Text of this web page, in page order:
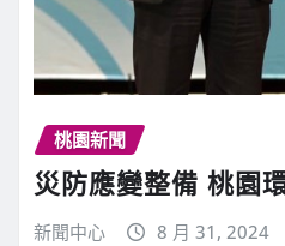
桃園新聞
災防應變整備 桃園
新聞中心 8 月 31, 2024